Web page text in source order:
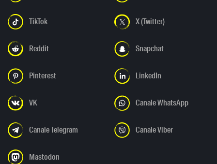
TikTok X (Twitter)
Reddit Snapchat
Pinterest LinkedIn
VK Canale WhatsApp
Canale Telegram Canale Viber
Mastodon